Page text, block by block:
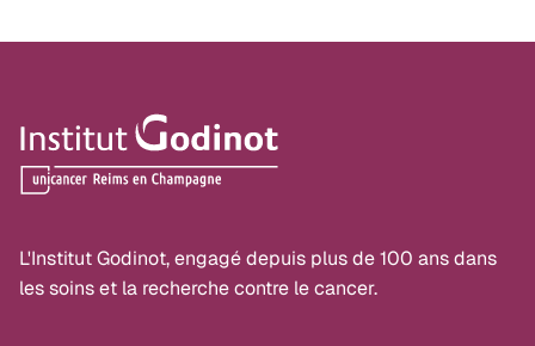
L'Institut Godinot, engagé depuis plus de 100 ans dans
les soins et la recherche contre le cancer.